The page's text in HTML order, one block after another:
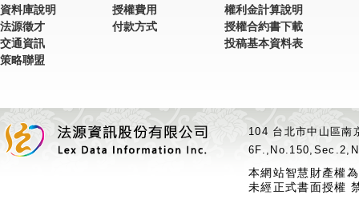
資料庫說明
法源徵才
交通資訊
策略聯盟
授權費用
付款方式
權利金計算說明
授權合約書下載
投稿基本資料表
104 台北市中山區
本網站智慧財產權
未經正式書面授權